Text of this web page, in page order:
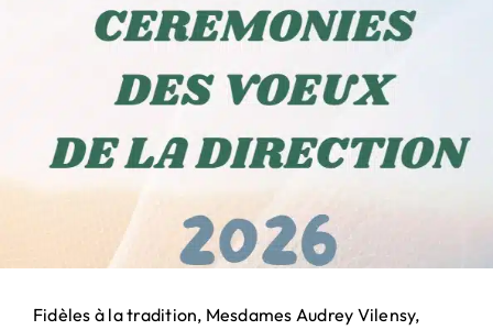
PARTENARIAT
& MÉCÉNAT
Fidèles à la tradition, Mesdames Audrey Vilensy,